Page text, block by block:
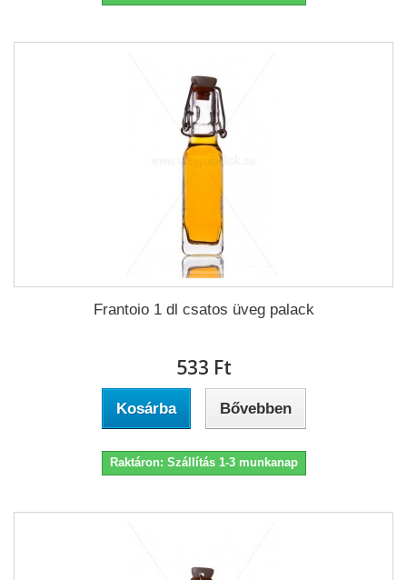
Frantoio 1 dl csatos üveg palack
533 Ft‎
Kosárba Bővebben
Raktáron: Szállítás 1-3 munkanap